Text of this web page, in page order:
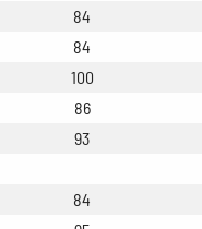
84
84
100
86
93
84